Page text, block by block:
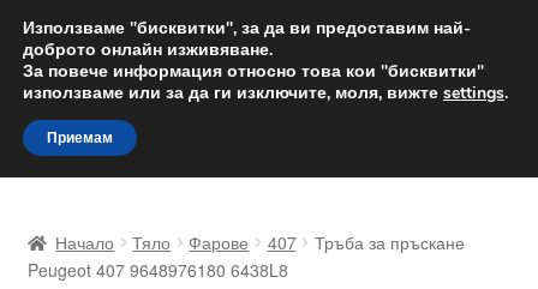
ДОСТАВКА от 12 лв.
Доставка по целия свят
Skip
to
navigation
Skip
to
content
Доставка по целия свят
Начало Тяло Фарове 407
Тръба за пръскане
Peugeot 407 9648976180 6438L8
Използваме "бисквитки", за да ви предоставим най-
доброто онлайн изживяване.
За повече информация относно това кои "бисквитки"
използваме или за да ги изключите, моля, вижте settings.
Приемам